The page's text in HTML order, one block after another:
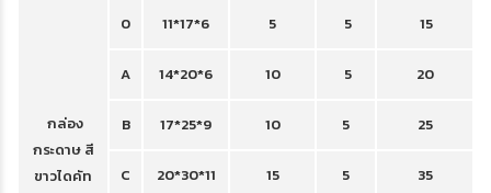
กล่อง
กระดาษ สี
ขาวไดคัท
0 11*17*6 5 5 15
A 14*20*6 10 5 20
B 17*25*9 10 5 25
C 20*30*11 15 5 35